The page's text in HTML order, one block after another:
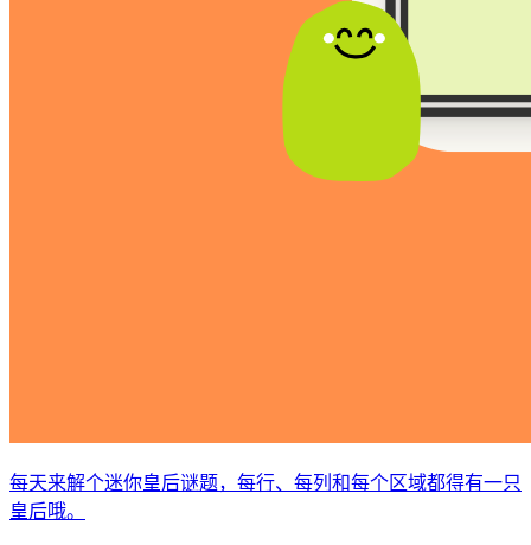
每天来解个迷你皇后谜题，每行、每列和每个区域都得有一只
皇后哦。